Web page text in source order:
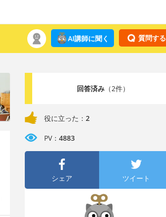
質問する
AI講師に聞く
回答済み（2件）
役に立った： 2
PV： 4883
シェア ツイート